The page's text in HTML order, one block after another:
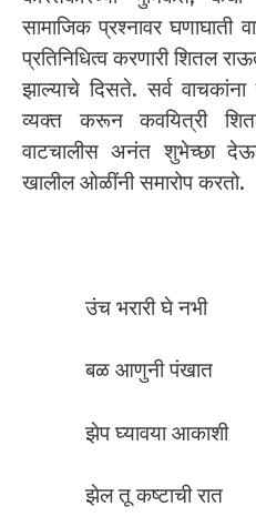
सामाजिक प्रश्नावर घणाघाती
प्रतिनिधित्व करणारी शितल
झाल्याचे दिसते. सर्व
व्यक्त करून कवयित्री
वाटचालीस अनंत शुभेच्छा देऊन
खालील ओळींनी समारोप करतो.
उंच भरारी घे नभी
बळ आणुनी पंखात
झेप घ्यावया आकाशी
झेल तू कष्टाची रात